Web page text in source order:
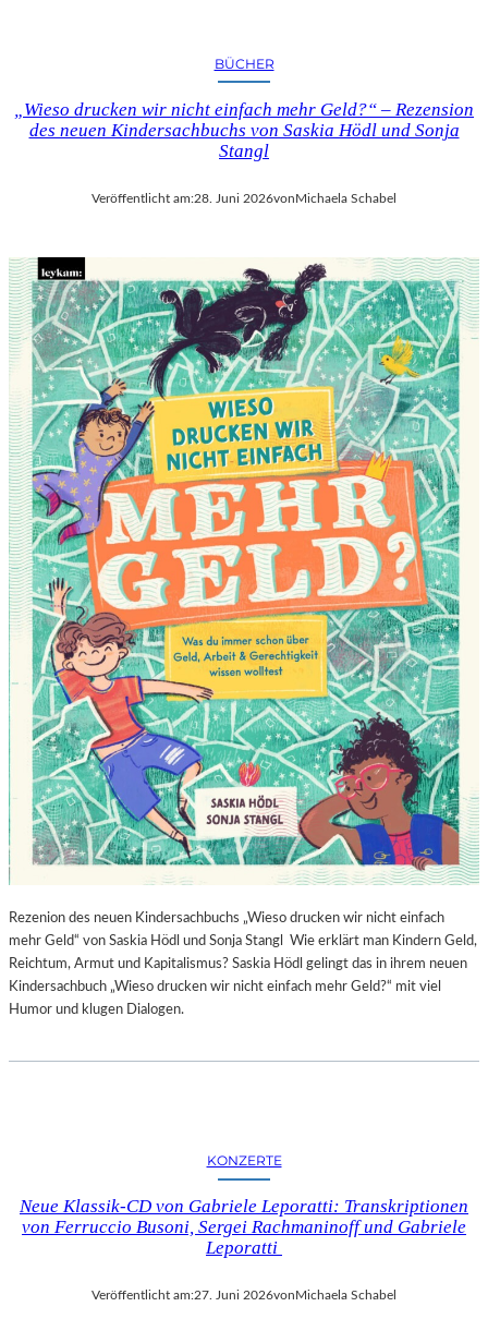
BÜCHER
„Wieso drucken wir nicht einfach mehr Geld?“ – Rezension
des neuen Kindersachbuchs von Saskia Hödl und Sonja
Stangl
Veröffentlicht am:28. Juni 2026vonMichaela Schabel
Rezenion des neuen Kindersachbuchs „Wieso drucken wir nicht einfach
mehr Geld“ von Saskia Hödl und Sonja Stangl Wie erklärt man Kindern Geld,
Reichtum, Armut und Kapitalismus? Saskia Hödl gelingt das in ihrem neuen
Kindersachbuch „Wieso drucken wir nicht einfach mehr Geld?“ mit viel
Humor und klugen Dialogen.
KONZERTE
Neue Klassik-CD von Gabriele Leporatti: Transkriptionen
von Ferruccio Busoni, Sergei Rachmaninoff und Gabriele
Leporatti
Veröffentlicht am:27. Juni 2026von Michaela Schabel